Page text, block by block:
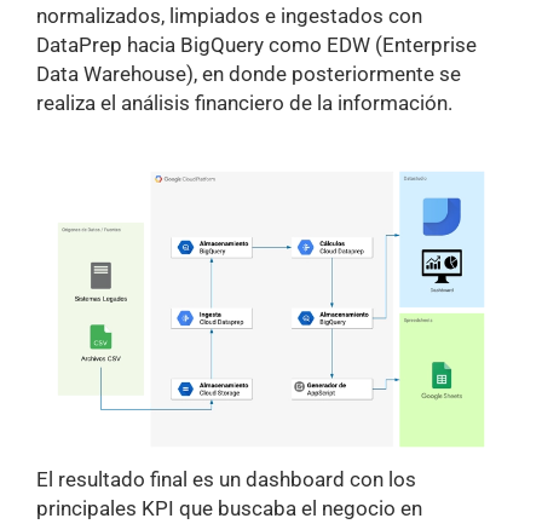
normalizados, limpiados e ingestados con
DataPrep hacia BigQuery como EDW (Enterprise
Data Warehouse), en donde posteriormente se
realiza el análisis financiero de la información.
El resultado final es un dashboard con los
principales KPI que buscaba el negocio en